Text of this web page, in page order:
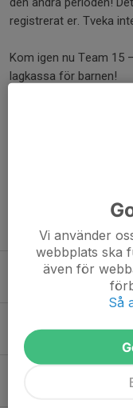
registrerat er. Tveka
Kom igen nu Team 15
lagkassa för barnen!
Tidigare nyheter
Diö Julcup
29 dec 2025
Vi använder
webbplats ska
även för
Så